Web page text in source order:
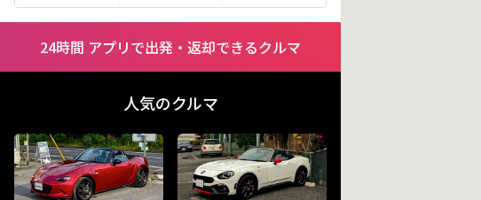
24時間 アプリで出発・返却できるクルマ
人気のクルマ